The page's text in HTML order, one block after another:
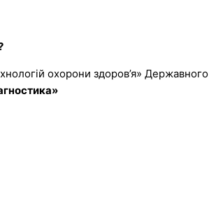
охорони здоров’я» Державного